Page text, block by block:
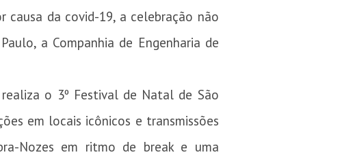
causa da covid-19, a celebração não
a Companhia de Engenharia de
o 3º Festival de Natal de São
em locais icônicos e transmissões
Nozes em ritmo de break e uma